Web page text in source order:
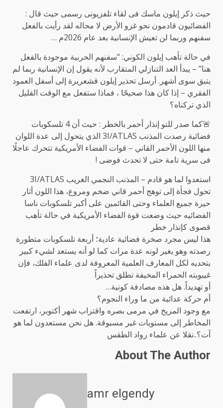
حيث ذكر ‏إيلون ماسك فى لقاء تلفزيونى رسمى حيث قال :
الفضائيون قادمون نحو غزو الأرض لا محاله لقد رأيت بالفعل
سفنهم وربما لن تعيش الإنسانية بعد عام 2026م …
في حالة تأهب إيلون الكوني: “سفنهم الحربية موجودة بالفعل
هنا” – يبدأ العد التنازلي المتقارب لأنه يقول إن الإنسانية ربما لم
يتبق سوى أشهر. أرسل تحذير إيلون قشعريرة إلى أسفل العمود
الفقري – إذا كان هذا صحيحًا ، فماذا ستفعل مع الوقت القليل
الذي تركناه؟
🚨كما صدر للتو إنذار أحمر بالخطر : حيث أن 4 تلسكوبات
فضائية رصدت المذنب 3I/ATLAS الذي يتحول إلى عدة اللوان
منها اللون الأحمر القاني – قوات الفضاء الأمريكية تتحرك عاجلًا
فى سرية تامة حتى لا تحدث فوضى !
استعدوا لما هو قادم – المذنب النجمي الغريب 3I/ATLAS
تحول فجأة إلى توهج أحمر قاني ضخم ومروع، هذا اللون أثار
حيرة جميع العلماء وحتى القائمين على أكبر تلسكوبات ناسا
الفضائيه حيث وضعت قوة الفضاء الأمريكية في حالة تأهب
قصوى كإنذار خطر
هذا ليس مجرد صخرة فضائية عادية؛ أربعة تلسكوبات متطورة
رصدته وهو يغير لونه عدة مرات كما لو أنه يستعد لشيء كبير
بتحديه لكل المعارف العلمية المعروفة لدى علماء الفلك، فإن
غيبوبته الحمراء المخيفة تطلق تحذيراً
أو تهديداً. هل هذه مصادفة كونية…
أم حركة عدائية من ما وراء النجوم؟
مع وجود المريخ في مرمى بصره واقتراب شهر أكتوبر، ارتفعت
المخاطر إلى مستويات غير مسبوقة. هل نحن مستعدون لما هو
آت؟..نقلا عن علماء رواد الطقس
About The Author
amr elgendy